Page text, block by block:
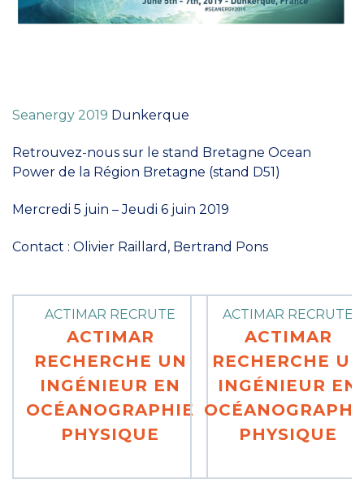
Seanergy 2019 Dunkerque
Retrouvez-nous sur le stand Bretagne Ocean
Power de la Région Bretagne (stand D51)
Mercredi 5 juin – Jeudi 6 juin 2019
Contact : Olivier Raillard, Bertrand Pons
ACTIMAR RECRUTE
ACTIMAR
RECHERCHE UN
INGÉNIEUR EN
OCÉANOGRAPHIE
PHYSIQUE
ACTIMAR RECRUTE
ACTIMAR
RECHERCHE UN
INGÉNIEUR EN
PHYSIQUE